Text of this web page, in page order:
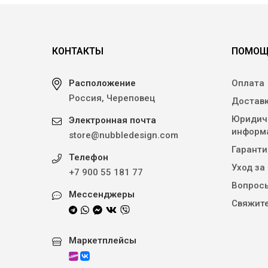
КОНТАКТЫ
Расположение
Россия, Череповец
Электронная почта
store@nubbledesign.com
Телефон
+7 900 55 181 77
Мессенджеры
Маркетплейсы
Оплата
Уход